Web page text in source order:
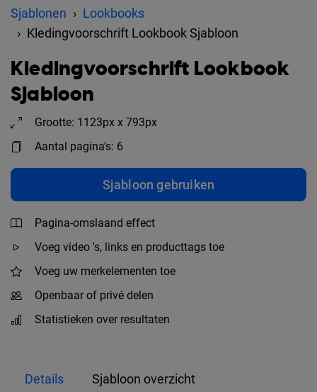
Sjablonen
Lookbooks
Kledingvoorschrift Lookbook Sjabloon
Kledingvoorschrift Lookbook
Sjabloon
Grootte: 1123px x 793px
Aantal pagina's: 6
Sjabloon gebruiken
Pagina-omslaand effect
Voeg video 's, links en producttags toe
Voeg uw merkelementen toe
Openbaar of privé delen
Statistieken over resultaten
Details Sjabloon overzicht